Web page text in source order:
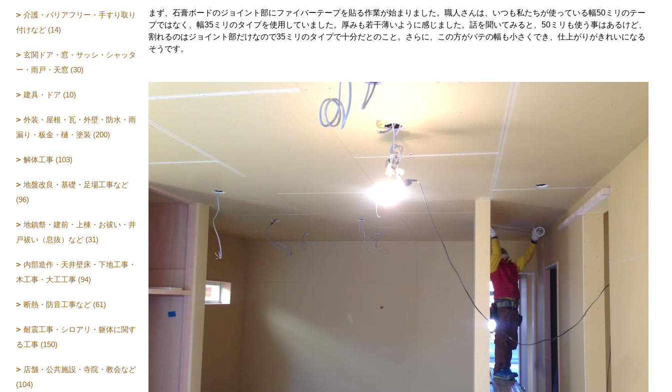
まず、石膏ボードのジョイント部にファイバーテープを貼る作業が始まりました。職人さんは、いつも私たちが使っている幅50ミリのテー
プではなく、幅35ミリのタイプを使用していました。厚みも若干薄いように感じました。話を聞いてみると、50ミリも使う事はあるけど、
割れるのはジョイント部だけなので35ミリのタイプで十分だとのこと。さらに、この方がパテの幅も小さくでき、仕上がりがきれいになる
そうです。
介護・バリアフリー・手すり取り
付けなど (14)
玄関ドア・窓・サッシ・シャッタ
ー・雨戸・天窓 (30)
建具・ドア (10)
外装・屋根・瓦・外壁・防水・雨
漏り・板金・樋・塗装 (200)
解体工事 (103)
地盤改良・基礎・足場工事など
(96)
地鎮祭・建前・上棟・お祓い・井
戸祓い（息抜）など (31)
内部造作・天井壁床・下地工事・
木工事・大工工事 (94)
断熱・防音工事など (61)
耐震工事・シロアリ・躯体に関す
る工事 (150)
店舗・公共施設・寺院・教会など
(104)